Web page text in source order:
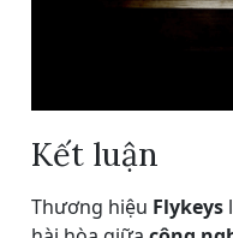
Kết luận
Thương hiệu Flykeys